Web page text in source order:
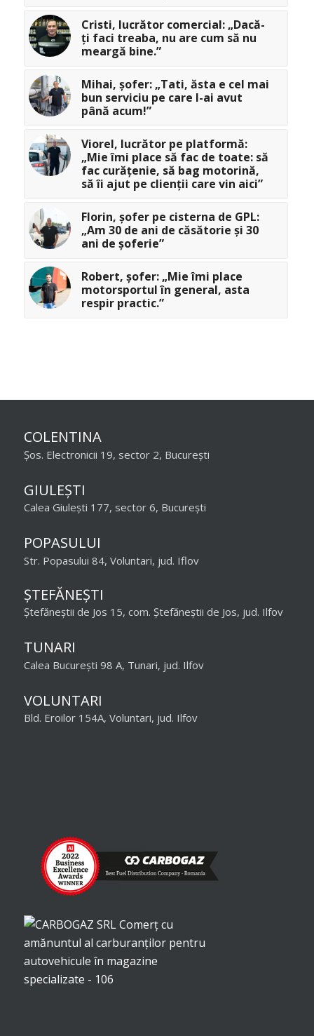
Cristi, lucrător comercial: „Dacă-
ți faci treaba, nu are cum să nu
meargă bine.”
Mihai, șofer: „Tati, ăsta e cel mai
bun serviciu pe care l-ai avut
până acum!”
Viorel, lucrător pe platformă:
„Mie îmi place să fac de toate: să
fac curățenie, să bag motorină,
să îi ajut pe clienții care vin aici”
Florin, șofer pe cisterna de GPL:
„Am 30 de ani de căsătorie și 30
ani de șoferie”
Robert, șofer: „Mie îmi place
motorsportul în general, asta
respir practic.”
COLENTINA
Șos. Electronicii 19, sector 2, București
GIULEȘTI
Calea Giulești 177, sector 6, București
POPASULUI
Str. Popasului 84, Voluntari, jud. Iflov
ȘTEFĂNEȘTI
Ștefăneștii de Jos 15, com. Ștefăneștii de Jos, jud. Ilfov
TUNARI
Calea București 98 A, Tunari, jud. Ilfov
VOLUNTARI
Bld. Eroilor 154A, Voluntari, jud. Ilfov